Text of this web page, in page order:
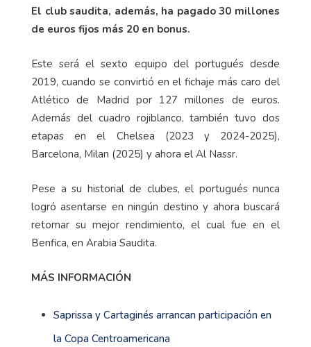
El club saudita, además, ha pagado 30 millones
de euros fijos más 20 en bonus.
Este será el sexto equipo del portugués desde
2019, cuando se convirtió en el fichaje más caro del
Atlético de Madrid por 127 millones de euros.
Además del cuadro rojiblanco, también tuvo dos
etapas en el Chelsea (2023 y 2024-2025),
Barcelona, Milan (2025) y ahora el Al Nassr.
Pese a su historial de clubes, el portugués nunca
logró asentarse en ningún destino y ahora buscará
retomar su mejor rendimiento, el cual fue en el
Benfica, en Arabia Saudita.
MÁS INFORMACIÓN
Saprissa y Cartaginés arrancan participación en
la Copa Centroamericana